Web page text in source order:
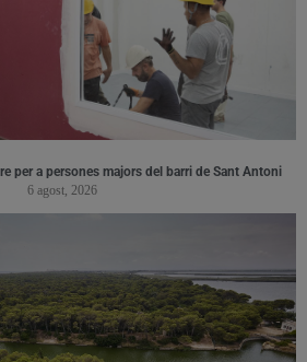
per a persones majors del barri de Sant Antoni
6 agost, 2026